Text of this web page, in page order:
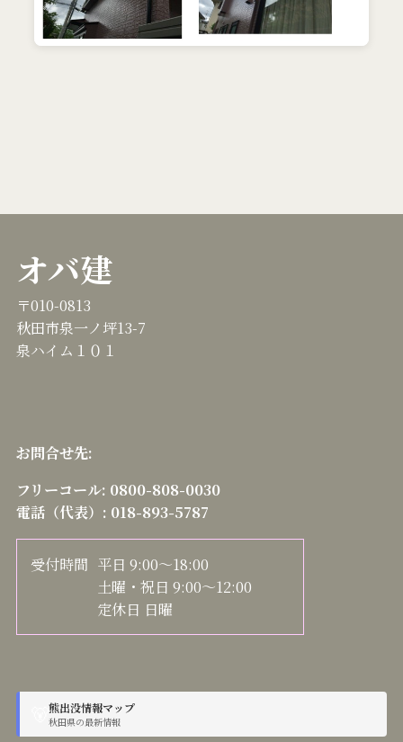
オバ建
〒010-0813
秋田市泉一ノ坪13-7
泉ハイム１０１
お問合せ先:
フリーコール: 0800-808-0030
電話（代表）: 018-893-5787
受付時間 平日 9:00～18:00
土曜・祝日 9:00～12:00
定休日 日曜
熊出没情報マップ
秋田県の最新情報